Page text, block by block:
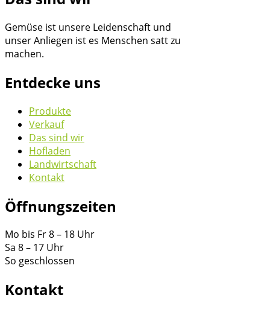
Gemüse ist unsere Leidenschaft und
unser Anliegen ist es Menschen satt zu
machen.
Entdecke uns
Produkte
Verkauf
Das sind wir
Hofladen
Landwirtschaft
Kontakt
Öffnungszeiten
Mo bis Fr 8 – 18 Uhr
Sa 8 – 17 Uhr
So geschlossen
Kontakt